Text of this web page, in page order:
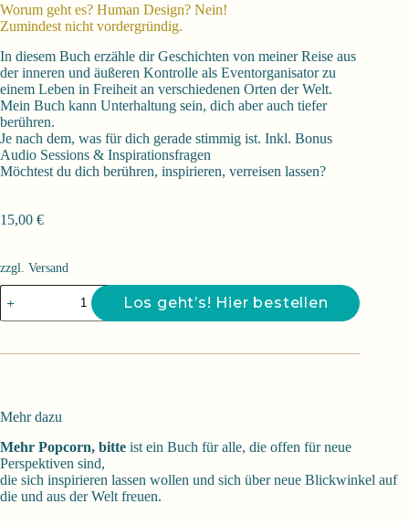
Worum geht es? Human Design? Nein!
Zumindest nicht vordergründig.
In diesem Buch erzähle dir Geschichten von meiner Reise aus
der inneren und äußeren Kontrolle als Eventorganisator zu
einem Leben in Freiheit an verschiedenen Orten der Welt.
Mein Buch kann Unterhaltung sein, dich aber auch tiefer
berühren.
Je nach dem, was für dich gerade stimmig ist. Inkl. Bonus
Audio Sessions & Inspirationsfragen
Möchtest du dich berühren, inspirieren, verreisen lassen?
15,00 €
zzgl. Versand
Mehr
Popcorn,
bitte!
Los geht’s! Hier bestellen
Mehr dazu
Mehr Popcorn, bitte ist ein Buch für alle, die offen für neue
Perspektiven sind,
die sich inspirieren lassen wollen und sich über neue Blickwinkel auf
die und aus der Welt freuen.